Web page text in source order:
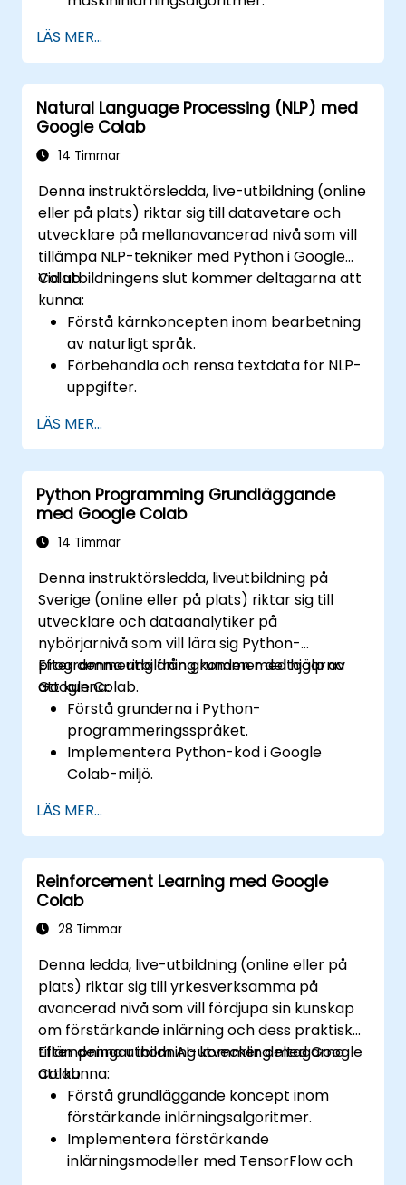
analysera och förutse data.
Implementera övervakade och
oövervakade inlärningsmodeller.
Optimerar och utvärderar
maskininlärningsmodeller effektivt.
LÄS MER...
Natural Language Processing (NLP) med
Google Colab
14 Timmar
Denna instruktörsledda, live-utbildning (online
eller på plats) riktar sig till datavetare och
utvecklare på mellanavancerad nivå som vill
tillämpa NLP-tekniker med Python i Google
Colab.
Vid utbildningens slut kommer deltagarna att
kunna:
Förstå kärnkoncepten inom bearbetning
av naturligt språk.
Förbehandla och rensa textdata för NLP-
uppgifter.
NLTK och SpaCy-biblioteken.
Arbeta med textdata i Google Colab för
skalbar och samarbetsinriktad utveckling.
LÄS MER...
Python Programming Grundläggande
med Google Colab
14 Timmar
Denna instruktörsledda, liveutbildning på
Sverige (online eller på plats) riktar sig till
utvecklare och dataanalytiker på
nybörjarnivå som vill lära sig Python-
programmering från grunden med hjälp av
Google Colab.
Efter denna utbildning kommer deltagarna
att kunna:
Förstå grunderna i Python-
programmeringsspråket.
Implementera Python-kod i Google
Colab-miljö.
flödet i ett Python-program.
Skapa funktioner för att organisera och
återanvända kod effektivt.
Uppleva och använda grundläggande
bibliotek för Python-programmering.
LÄS MER...
Reinforcement Learning med Google
Colab
28 Timmar
Denna ledda, live-utbildning (online eller på
plats) riktar sig till yrkesverksamma på
avancerad nivå som vill fördjupa sin kunskap
om förstärkande inlärning och dess praktiska
tillämpningar inom AI-utveckling med Google
Colab.
Efter denna utbildning kommer deltagarna
att kunna:
Förstå grundläggande koncept inom
förstärkande inlärningsalgoritmer.
Implementera förstärkande
inlärningsmodeller med TensorFlow och